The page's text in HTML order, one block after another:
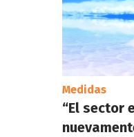
Medidas
“El sector